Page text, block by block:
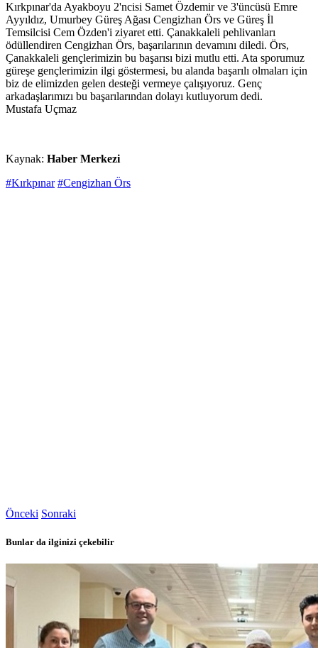
Kırkpınar'da Ayakboyu 2'ncisi Samet Özdemir ve 3'üncüsü Emre
Ayyıldız, Umurbey Güreş Ağası Cengizhan Örs ve Güreş İl
Temsilcisi Cem Özden'i ziyaret etti. Çanakkaleli pehlivanları
ödüllendiren Cengizhan Örs, başarılarının devamını diledi. Örs,
Çanakkaleli gençlerimizin bu başarısı bizi mutlu etti. Ata sporumuz
güreşe gençlerimizin ilgi göstermesi, bu alanda başarılı olmaları için
biz de elimizden gelen desteği vermeye çalışıyoruz. Genç
arkadaşlarımızı bu başarılarından dolayı kutluyorum dedi.
Mustafa Uçmaz
Kaynak: Haber Merkezi
#Kırkpınar #Cengizhan Örs
Önceki Sonraki
Bunlar da ilginizi çekebilir